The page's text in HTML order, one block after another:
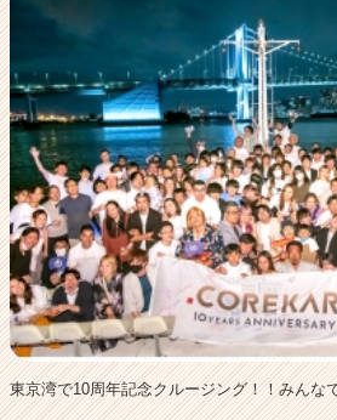
東京湾で10周年記念クルージング！！みんな